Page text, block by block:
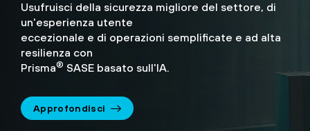
Usufruisci della sicurezza migliore del settore, di
un'esperienza utente
eccezionale e di operazioni semplificate e ad alta
resilienza con
Prisma® SASE basato sull'IA.
Approfondisci